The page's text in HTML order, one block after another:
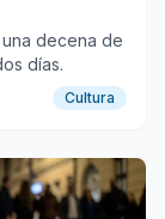
decena de
días.
Cultura